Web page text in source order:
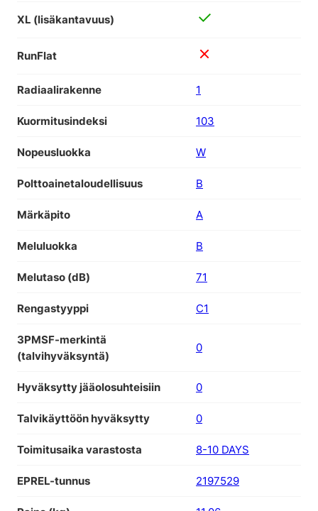
XL (lisäkantavuus)
RunFlat
Radiaalirakenne 1
Kuormitusindeksi 103
Nopeusluokka W
Polttoainetaloudellisuus B
Märkäpito A
Meluluokka B
Melutaso (dB) 71
Rengastyyppi C1
3PMSF-merkintä
(talvihyväksyntä)
0
Hyväksytty jääolosuhteisiin 0
Talvikäyttöön hyväksytty 0
Toimitusaika varastosta 8-10 DAYS
EPREL-tunnus 2197529